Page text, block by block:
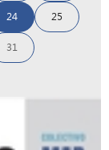
24 25
31